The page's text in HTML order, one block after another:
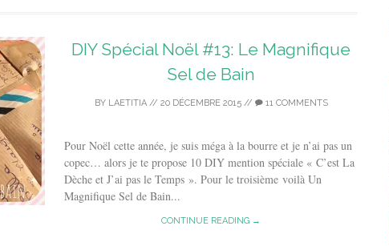
DIY Spécial Noël #13: Le Magnifique
Sel de Bain
BY LAETITIA// 20 DÉCEMBRE 2015// 11 COMMENTS
Pour Noël cette année, je suis méga à la bourre et je n’ai pas un
copec… alors je te propose 10 DIY mention spéciale « C’est La
Dèche et J’ai pas le Temps ». Pour le troisième voilà Un
Magnifique Sel de Bain...
CONTINUE READING →